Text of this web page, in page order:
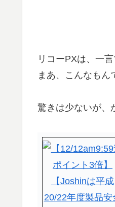
リコーPXは、一
まあ、こんなもん
驚きは少ないが、